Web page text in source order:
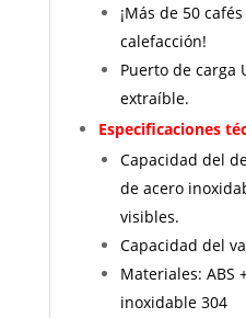
¡Más de 50
calefacción!
Puerto de carga
extraíble.
Especificaciones
Capacidad del
de acero
visibles.
Capacidad del
Materiales: ABS
inoxidable 304